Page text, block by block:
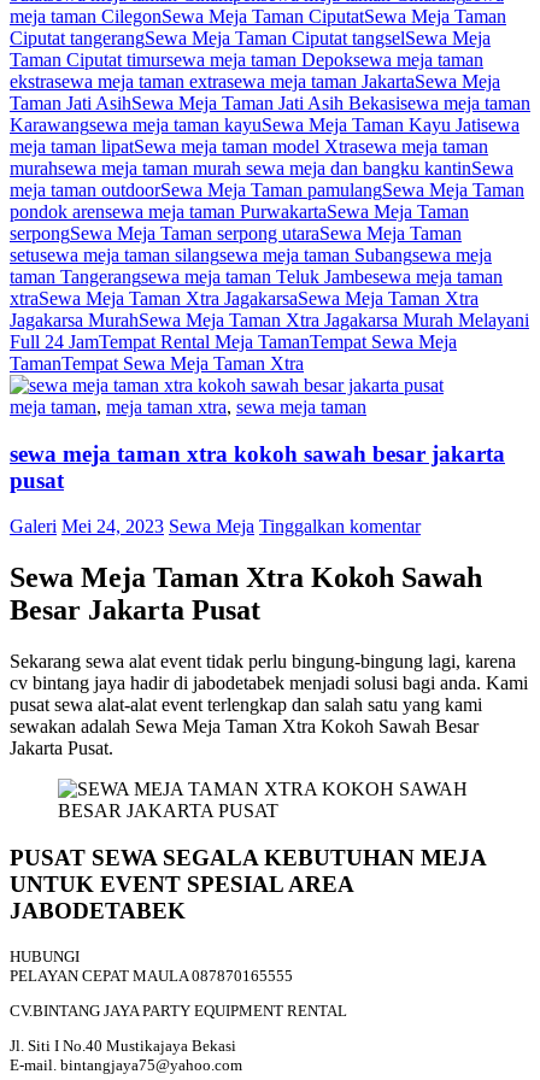
meja taman CilegonSewa Meja Taman CiputatSewa Meja Taman
Ciputat tangerangSewa Meja Taman Ciputat tangselSewa Meja
Taman Ciputat timursewa meja taman Depoksewa meja taman
ekstrasewa meja taman extrasewa meja taman JakartaSewa Meja
Taman Jati AsihSewa Meja Taman Jati Asih Bekasisewa meja taman
Karawangsewa meja taman kayuSewa Meja Taman Kayu Jatisewa
meja taman lipatSewa meja taman model Xtrasewa meja taman
murahsewa meja taman murah sewa meja dan bangku kantinSewa
meja taman outdoorSewa Meja Taman pamulangSewa Meja Taman
pondok arensewa meja taman PurwakartaSewa Meja Taman
serpongSewa Meja Taman serpong utaraSewa Meja Taman
setusewa meja taman silangsewa meja taman Subangsewa meja
taman Tangerangsewa meja taman Teluk Jambesewa meja taman
xtraSewa Meja Taman Xtra JagakarsaSewa Meja Taman Xtra
Jagakarsa MurahSewa Meja Taman Xtra Jagakarsa Murah Melayani
Full 24 JamTempat Rental Meja TamanTempat Sewa Meja
TamanTempat Sewa Meja Taman Xtra
meja taman, meja taman xtra, sewa meja taman
sewa meja taman xtra kokoh sawah besar jakarta
pusat
Galeri Mei 24, 2023 Sewa Meja Tinggalkan komentar
Sewa Meja Taman Xtra Kokoh Sawah
Besar Jakarta Pusat
Sekarang sewa alat event tidak perlu bingung-bingung lagi, karena
cv bintang jaya hadir di jabodetabek menjadi solusi bagi anda. Kami
pusat sewa alat-alat event terlengkap dan salah satu yang kami
sewakan adalah Sewa Meja Taman Xtra Kokoh Sawah Besar
Jakarta Pusat.
PUSAT SEWA SEGALA KEBUTUHAN MEJA
UNTUK EVENT SPESIAL AREA
JABODETABEK
HUBUNGI
PELAYAN CEPAT MAULA 087870165555
CV.BINTANG JAYA PARTY EQUIPMENT RENTAL
Jl. Siti I No.40 Mustikajaya Bekasi
E-mail. bintangjaya75@yahoo.com